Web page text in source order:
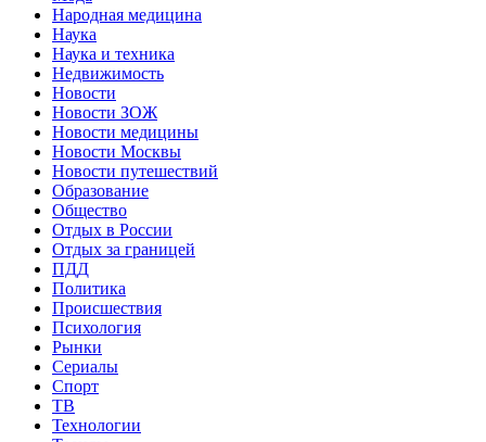
Народная медицина
Наука
Наука и техника
Недвижимость
Новости
Новости ЗОЖ
Новости медицины
Новости Москвы
Новости путешествий
Образование
Общество
Отдых в России
Отдых за границей
ПДД
Политика
Происшествия
Психология
Рынки
Сериалы
Спорт
ТВ
Технологии